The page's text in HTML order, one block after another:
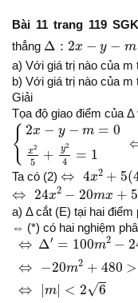
Bài 11 trang 119
thẳng Δ : 2x − y − m
Δ 2 x−y m=
a) Với giá trị nào của m
b) Với giá trị nào của
Giải
Tọa độ giao điểm của
{ 2x − y − m = 0
x2
5 + y2
4 = 1
{2x−y−m= 0x25 +y24
Ta có (2) ⇔ 4x2 + 5(
⇔ x + 4x 2−
⇔ 24x2 − 20mx + 5
24x 2− 20 mx m −
a) Δ cắt (E) tại hai điểm
⇔ (*) có hai nghiệm
⇔ Δ′ = 100m2 −
⇔ −20m2 + 480 >
⇔
m| < 2√6
⇔ Δ ′=100m2−24(5 m2